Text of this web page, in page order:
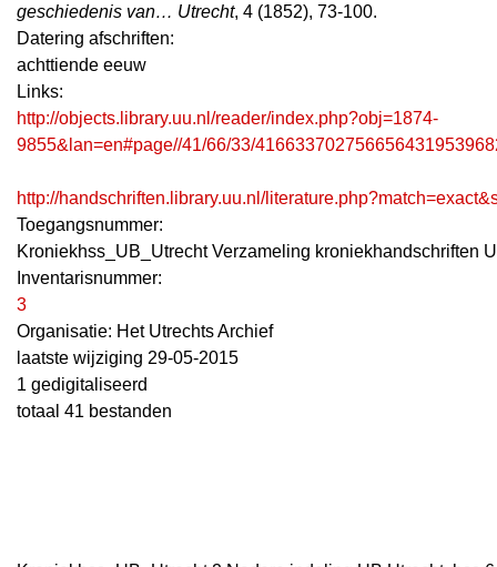
geschiedenis van… Utrecht, 4 (1852), 73-100.
Datering afschriften:
achttiende eeuw
Links:
http://objects.library.uu.nl/reader/index.php?obj=1874-
9855&lan=en#page//41/66/33/
http://handschriften.library.uu.nl/
Toegangsnummer:
Kroniekhss_UB_Utrecht Verzameling kroniekhandschriften
Inventarisnummer:
3
Organisatie: Het Utrechts Archief
laatste wijziging 29-05-2015
1 gedigitaliseerd
totaal 41 bestanden